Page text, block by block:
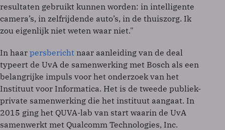
resultaten gebruikt kunnen worden: in intelligente
camera’s, in zelfrijdende auto’s, in de thuiszorg. Ik
zou eigenlijk niet weten waar niet."
In haar persbericht naar aanleiding van de deal
typeert de UvA de samenwerking met Bosch als een
belangrijke impuls voor het onderzoek van het
Instituut voor Informatica. Het is de tweede publiek-
private samenwerking die het instituut aangaat. In
2015 ging het QUVA-lab van start waarin de UvA
samenwerkt met Qualcomm Technologies, Inc.